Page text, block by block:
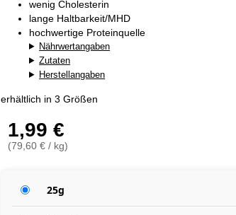
wenig Cholesterin
lange Haltbarkeit/MHD
hochwertige Proteinquelle
Nährwertangaben
Zutaten
Herstellangaben
erhältlich in 3 Größen
1,99 €
(79,60 € / kg)
25g